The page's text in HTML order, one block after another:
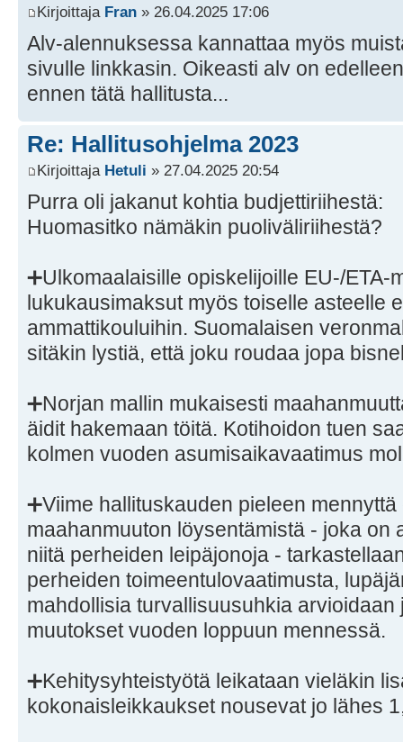
Kirjoittaja Fran » 26.04.2025 17:06
Alv-alennuksessa kannattaa myös
sivulle linkkasin. Oikeasti alv on
ennen tätä hallitusta...
Re: Hallitusohjelma 2023
Kirjoittaja Hetuli » 27.04.2025 20:54
Purra oli jakanut kohtia budjettiriihestä:
Huomasitko nämäkin puoliväliriihestä?
➕Ulkomaalaisille opiskelijoille EU-/ETA-
lukukausimaksut myös toiselle asteelle
ammattikouluihin. Suomalaisen
sitäkin lystiä, että joku roudaa jopa
➕Norjan mallin mukaisesti
äidit hakemaan töitä. Kotihoidon tuen
kolmen vuoden asumisaikavaatimus
➕Viime hallituskauden pieleen
maahanmuuton löysentämistä - joka on
niitä perheiden leipäjonoja -
perheiden toimeentulovaatimusta,
mahdollisia turvallisuusuhkia arvioidaan
muutokset vuoden loppuun mennessä.
➕Kehitysyhteistyötä leikataan vieläkin
kokonaisleikkaukset nousevat jo lähes